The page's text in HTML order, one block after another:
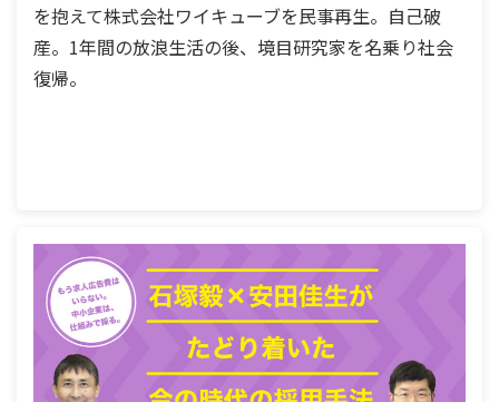
を抱えて株式会社ワイキューブを民事再生。自己破
産。1年間の放浪生活の後、境目研究家を名乗り社会
復帰。